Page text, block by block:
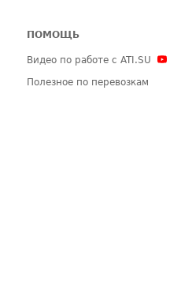
ПОМОЩЬ
Видео по работе с ATI.SU
Полезное по перевозкам